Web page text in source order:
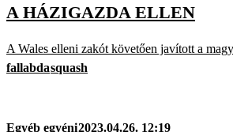
A HÁZIGAZDA ELLEN
A Wales elleni zakót követően javított a
fallabdasquash
Egyéb egyéni2023.04.26. 12:19